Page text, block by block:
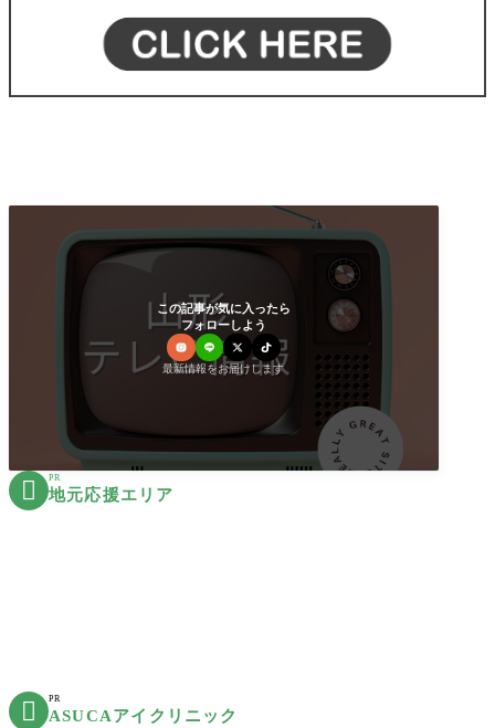
この記事が気に入ったら
フォローしよう
最新情報をお届けします
 PR
地元応援エリア
 PR
ASUCAアイクリニック